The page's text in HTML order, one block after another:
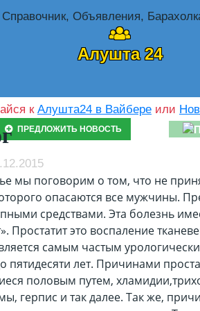
Алушта 24
ПРЕДЛОЖИТЬ НОВОСТЬ
к Алушта24 в Вайбереили
мы поговорим о том, что не
опасаются все мужчины.
средствами. Эта болезнь
Простатит это воспаление
самым частым
пятидесяти лет. Причинами
половым путем,
герпис и так далее. Так же,